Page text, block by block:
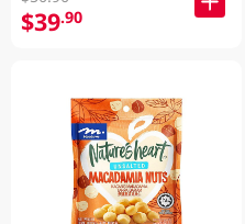
$39.90